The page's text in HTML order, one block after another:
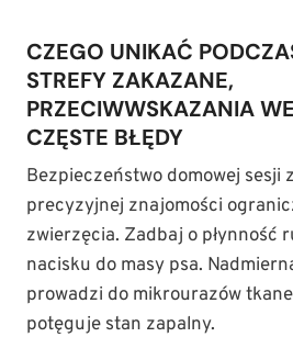
CZEGO UNIKAĆ
STREFY ZAKAZANE,
PRZECIWWSKAZANIA
CZĘSTE BŁĘDY
Bezpieczeństwo domowej sesji
precyzyjnej znajomości
zwierzęcia. Zadbaj o płynność
nacisku do masy psa.
prowadzi do mikrourazów
potęguje stan zapalny.